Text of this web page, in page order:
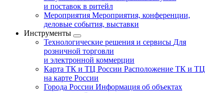
и поставок в ритейл
Мероприятия Мероприятия, конференции,
деловые события, выставки
Инструменты
Технологические решения и сервисы Для
розничной торговли
и электронной коммерции
Карта ТК и ТЦ России Расположение ТК и ТЦ
на карте России
Города России Информация об объектах